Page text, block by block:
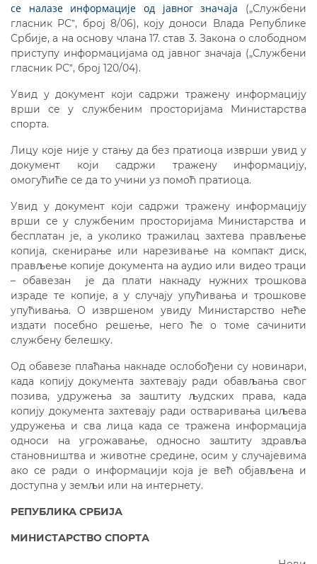
се налазе информације од јавног значаја („Службени
гласник РСˮ, број 8/06), коју доноси Влада Републике
Србије, а на основу члана 17. став 3. Закона о слободном
приступу информацијама од јавног значаја („Службени
гласник РСˮ, број 120/04).
Увид у документ који садржи тражену информацију
врши се у службеним просторијама Министарства
спорта.
Лицу које није у стању да без пратиоца изврши увид у
документ који садржи тражену информацију,
омогућиће се да то учини уз помоћ пратиоца.
Увид у документ који садржи тражену информацију
врши се у службеним просторијама Министарства и
бесплатан је, а уколико тражилац захтева прављење
копија, скенирање или нарезивање на компакт диск,
прављење копије документа на аудио или видео траци
– обавезан је да плати накнаду нужних трошкова
израде те копије, а у случају упућивања и трошкове
упућивања. О извршеном увиду Министарство неће
издати посебно решење, него ће о томе сачинити
службену белешку.
Од обавезе плаћања накнаде ослобођени су новинари,
када копију документа захтевају ради обављања свог
позива, удружења за заштиту људских права, када
копију документа захтевају ради остваривања циљева
удружења и сва лица када се тражена информација
односи на угрожавање, односно заштиту здравља
становништва и животне средине, осим у случајевима
ако се ради о информацији која је већ објављена и
доступна у земљи или на интернету.
РЕПУБЛИКА СРБИЈА
МИНИСТАРСТВО СПОРТА